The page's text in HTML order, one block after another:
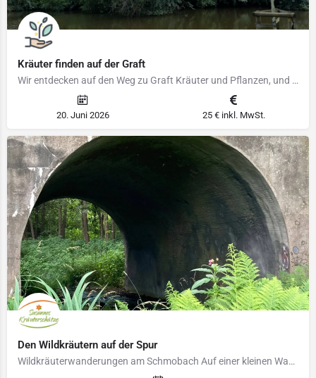
Kräuter finden auf der Graft
Wir entdecken auf den Weg zu Graft Kräuter und Pflanzen, und entdecken so mache Geschichten, Mythologien und…
20. Juni 2026 25 € inkl. MwSt.
Den Wildkräutern auf der Spur
Wildkräuterwanderungen am Schmobach Auf einer kleinen Wanderung zeige ich Euch, was am Schmobach und am…